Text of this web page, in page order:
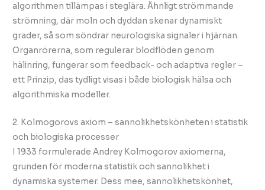
algorithmen tillämpas i steglära. Ähnligt strömmande
strömning, där moln och dyddan skenar dynamiskt
grader, så som söndrar neurologiska signaler i hjärnan.
Organrörerna, som regulerar blodflöden genom
hälinring, fungerar som feedback- och adaptiva regler –
ett Prinzip, das tydligt visas i både biologisk hälsa och
algorithmiska modeller.
2. Kolmogorovs axiom – sannolikhetskönheten i statistik
och biologiska processer
I 1933 formulerade Andrey Kolmogorov axiomerna,
grunden för moderna statistik och sannolikhet i
dynamiska systemer. Dess mee, sannolikhetskönhet,